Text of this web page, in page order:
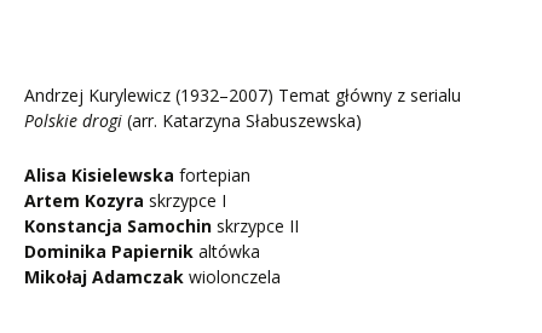
Andrzej Kurylewicz (1932–2007) Temat główny z serialu
Polskie drogi (arr. Katarzyna Słabuszewska)
Alisa Kisielewska fortepian
Artem Kozyra skrzypce I
Konstancja Samochin skrzypce II
Dominika Papiernik altówka
Mikołaj Adamczak wiolonczela